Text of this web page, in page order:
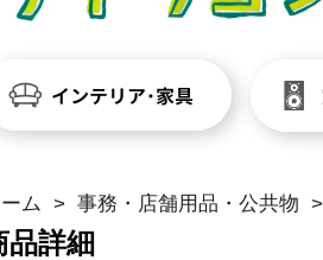
ム > 事務・店舗用品・公共物 >
品詳細